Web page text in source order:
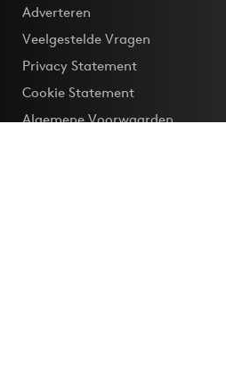
Adverteren
Veelgestelde Vragen
Privacy Statement
Cookie Statement
Algemene Voorwaarden